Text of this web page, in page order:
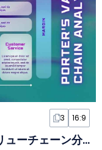
3 16:9
グラデーションのポーターのバリューチェーン分析インフォグラフィック